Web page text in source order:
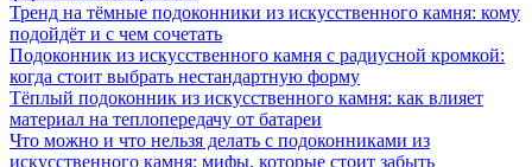
Тренд на тёмные подоконники из искусственного камня: кому
подойдёт и с чем сочетать
Подоконник из искусственного камня с радиусной кромкой:
когда стоит выбрать нестандартную форму
Тёплый подоконник из искусственного камня: как влияет
материал на теплопередачу от батареи
Что можно и что нельзя делать с подоконниками из
искусственного камня: мифы, которые стоит забыть